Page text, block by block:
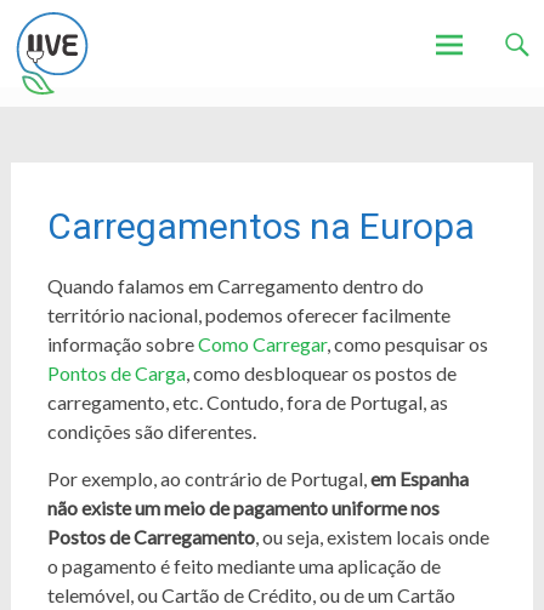
Carregamentos na Europa
Quando falamos em Carregamento dentro do
território nacional, podemos oferecer facilmente
informação sobreComo Carregar, como pesquisar os
Pontos de Carga, como desbloquear os postos de
carregamento, etc. Contudo, fora de Portugal, as
condições são diferentes.
Por exemplo, ao contrário de Portugal,em Espanha
não existe um meio de pagamento uniforme nos
Postos de Carregamento, ou seja, existem locais onde
o pagamento é feito mediante uma aplicação de
telemóvel, ou Cartão de Crédito, ou de um Cartão